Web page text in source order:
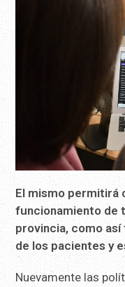
El mismo permitirá
funcionamiento de
provincia, como
de los pacientes y
Nuevamente las